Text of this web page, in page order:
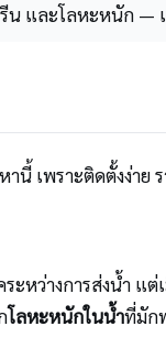
น และโลหะหนัก —
เพราะติดตั้งง่า
หว่างการส่งน้ำ
โลหะหนักในน้ำที่มัก